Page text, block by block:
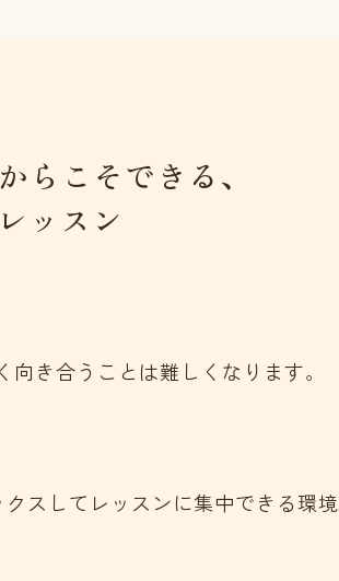
らこそできる、
ッスン
き合うことは難しくなります。
スしてレッスンに集中できる環境